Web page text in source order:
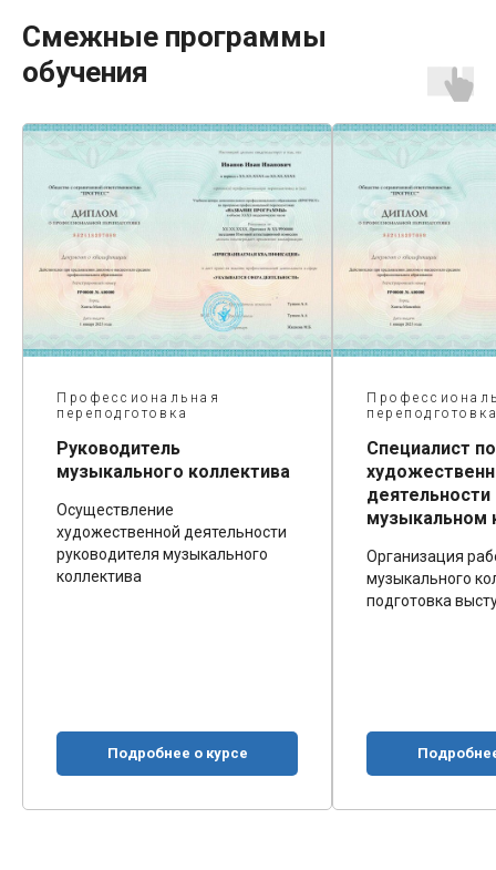
Смежные программы
обучения
Профессиональная
переподготовка
Руководитель
музыкального коллектива
Осуществление
художественной деятельности
руководителя музыкального
коллектива
Подробнее о курсе
Профессиональная
переподготовка
Специалист по
художественной
деятельности в
музыкальном
Организация работы
музыкального
подготовка
Подробнее о